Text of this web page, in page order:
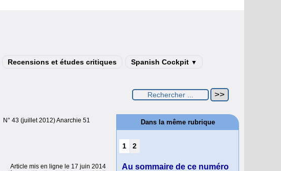
Recensions et études critiques Spanish Cockpit ▼
N° 43 (juillet 2012) Anarchie 51
Article mis en ligne le 17 juin 2014
Dans la même rubrique
1 2
Au sommaire de ce numéro